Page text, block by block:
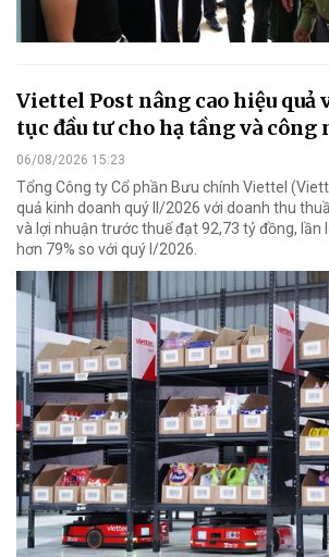
Viettel Post nâng cao hiệu quả
tục đầu tư cho hạ tầng và
06/08/2026 15:23
Tổng Công ty Cổ phần Bưu chính Viettel
quả kinh doanh quý II/2026 với doanh thu
và lợi nhuận trước thuế đạt 92,73 tỷ đồng, lần
hơn 79% so với quý I/2026.